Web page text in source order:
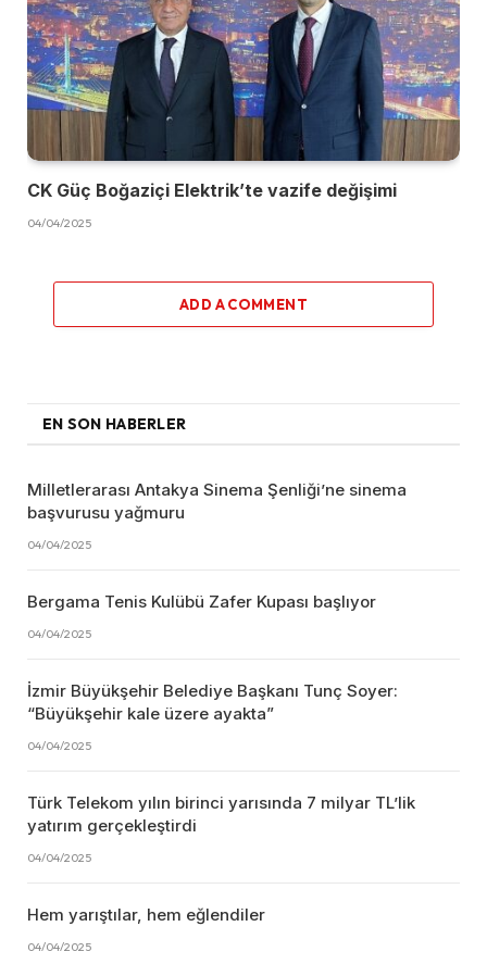
CK Güç Boğaziçi Elektrik’te vazife değişimi
04/04/2025
ADD A COMMENT
EN SON HABERLER
Milletlerarası Antakya Sinema Şenliği’ne sinema
başvurusu yağmuru
04/04/2025
Bergama Tenis Kulübü Zafer Kupası başlıyor
04/04/2025
İzmir Büyükşehir Belediye Başkanı Tunç Soyer:
“Büyükşehir kale üzere ayakta”
04/04/2025
Türk Telekom yılın birinci yarısında 7 milyar TL’lik
yatırım gerçekleştirdi
04/04/2025
Hem yarıştılar, hem eğlendiler
04/04/2025